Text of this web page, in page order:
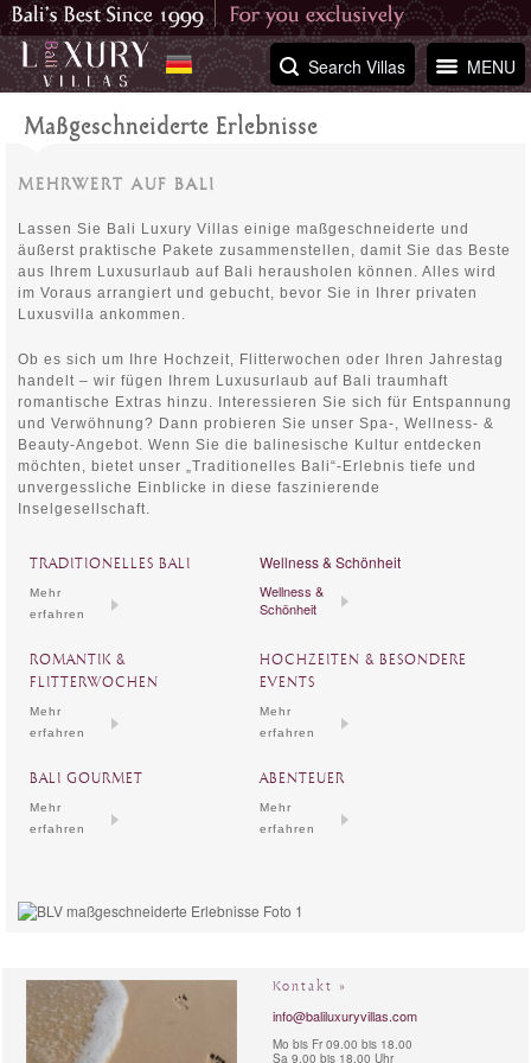
MENU
Search Villas
Maßgeschneiderte Erlebnisse
MEHRWERT AUF BALI
Lassen Sie Bali Luxury Villas einige maßgeschneiderte und
äußerst praktische Pakete zusammenstellen, damit Sie das Beste
aus Ihrem Luxusurlaub auf Bali herausholen können. Alles wird
im Voraus arrangiert und gebucht, bevor Sie in Ihrer privaten
Luxusvilla ankommen.
Ob es sich um Ihre Hochzeit, Flitterwochen oder Ihren Jahrestag
handelt – wir fügen Ihrem Luxusurlaub auf Bali traumhaft
romantische Extras hinzu. Interessieren Sie sich für Entspannung
und Verwöhnung? Dann probieren Sie unser Spa-, Wellness- &
Beauty-Angebot. Wenn Sie die balinesische Kultur entdecken
möchten, bietet unser „Traditionelles Bali“-Erlebnis tiefe und
unvergessliche Einblicke in diese faszinierende
Inselgesellschaft.
TRADITIONELLES BALI Wellness & Schönheit
Mehr
erfahren
Wellness &
Schönheit
ROMANTIK &
FLITTERWOCHEN
HOCHZEITEN & BESONDERE
EVENTS
Mehr
erfahren
Mehr
erfahren
BALI GOURMET ABENTEUER
Mehr
erfahren
Mehr
erfahren
Kontakt »
info@baliluxuryvillas.com
Mo bis Fr 09.00 bis 18.00
Sa 9.00 bis 18.00 Uhr